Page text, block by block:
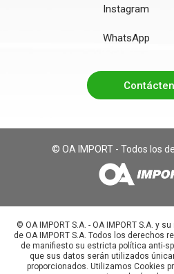
Instagram
WhatsApp
© OA IMPORT - Todos los
©️ OA IMPORT S.A. - OA IMPORT S.A. y
de OA IMPORT S.A. Todos los derechos
de manifiesto su estricta política anti-
que sus datos serán utilizados
proporcionados. Utilizamos Cookies